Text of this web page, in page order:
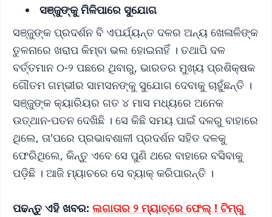
ସଞ୍ଜୁଙ୍କୁ ମିଳିପାରେ ସୁଯୋଗ
ସଞ୍ଜୁଙ୍କ ପ୍ରଦର୍ଶନ ବି ଏପର୍ଯ୍ୟନ୍ତ ଦଳର ଅନ୍ୟ ଖେଳାଳିଙ୍କ
ତୁଳନାରେ ଖରାପ କିମ୍ବା ଭଲ ହୋଇନାହିଁ । ତଥାପି ଦଳ
ବର୍ତ୍ତମାନ ୦-୨ ପଛରେ ଥିବାରୁ, ଭାରତର ମୁଖ୍ୟ ପ୍ରଶିକ୍ଷକ
ଗୌତମ ଗମ୍ଭୀର ସାମସନଙ୍କୁ ସୁଯୋଗ ଦେବାକୁ ଚାହୁଁଛନ୍ତି ।
ସଞ୍ଜୁଙ୍କ କ୍ୟାରିୟର ଗତ ୪ ମାସ ମଧ୍ୟରେ ଅନେକ
ଉତ୍ଥାନ-ପତନ ଦେଖିଛି । ସେ କିଛି ସମୟ ପାଇଁ ଦଳରୁ ବାହାରେ
ଥିଲେ, ତା'ପରେ ପ୍ରଭାବଶାଳୀ ପ୍ରଦର୍ଶନ ସହିତ ଦଳକୁ
ଫେରିଥିଲେ, କିନ୍ତୁ ଏବେ ସେ ପୁଣି ଥରେ ବାହାରେ ବସିବାକୁ
ପଡ଼ିଛି । ଆଜି ମ୍ୟାଚରେ ସେ ବ୍ୟାକ୍ କରିପାରନ୍ତି ।
ପଢନ୍ତୁ ଏହି ଖବର: ଲଗାତାର ୨ ମ୍ୟାଚ୍‌ରେ ଫେଲ୍ ! ଟିମ୍‌ରୁ